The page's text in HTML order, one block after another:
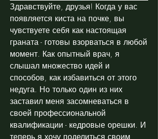
Здравствуйте, друзья! Когда у вас
появляется киста на почке, вы
чувствуете себя как настоящая
граната - готовы взорваться в любой
момент. Как опытный врач, я
слышал множество идей и
способов, как избавиться от этого
недуга. Но только один из них
заставил меня засомневаться в
своей профессиональной
квалификации - кедровые орешки. И
теперь я хочу поделиться своим